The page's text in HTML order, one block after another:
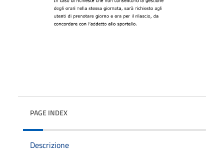
PAGE INDEX
Descrizione